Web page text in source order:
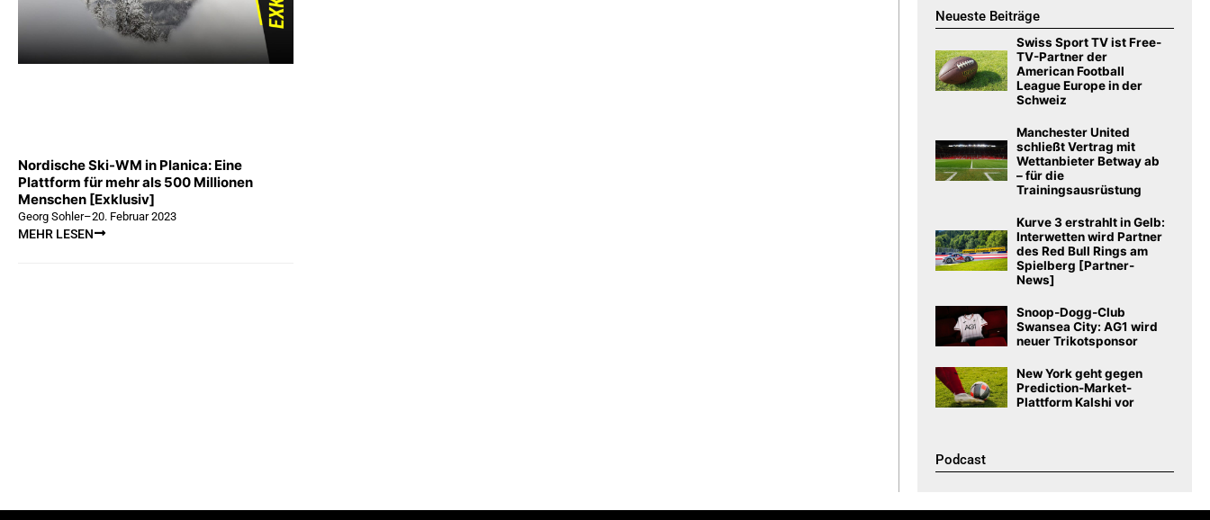
Nordische Ski-WM in Planica: Eine
Plattform für mehr als 500 Millionen
Menschen [Exklusiv]
Georg Sohler–20. Februar 2023
MEHR LESEN
Neueste Beiträge
Swiss Sport TV ist Free-
TV-Partner der
American Football
League Europe in der
Schweiz
Manchester United
schließt Vertrag mit
Wettanbieter Betway ab
– für die
Trainingsausrüstung
Kurve 3 erstrahlt in Gelb:
Interwetten wird Partner
des Red Bull Rings am
Spielberg [Partner-
News]
Snoop-Dogg-Club
Swansea City: AG1 wird
neuer Trikotsponsor
New York geht gegen
Prediction-Market-
Plattform Kalshi vor
Podcast​